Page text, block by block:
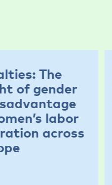
The
of gender
labor
across